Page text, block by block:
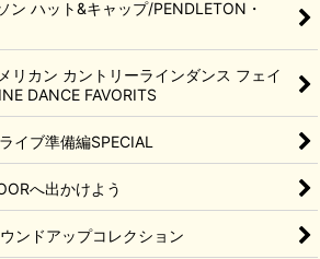
ン ハット&キャップ/PENDLETON・
リカン カントリーラインダンス フェイ
DANCE FAVORITS
イブ準備編SPECIAL
へ出かけよう
ンドアップコレクション